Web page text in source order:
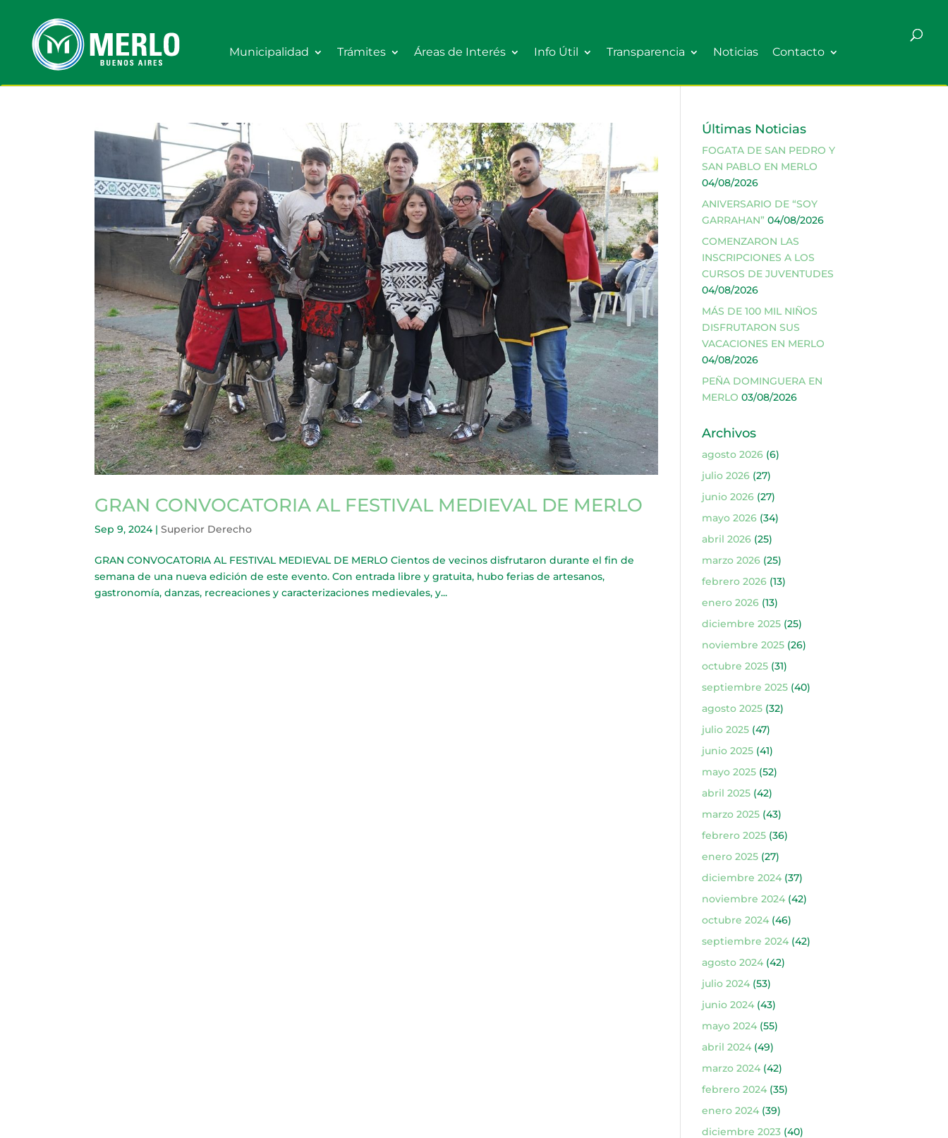
Municipalidad Trámites Áreas de Interés Info Útil Transparencia Noticias Contacto
GRAN CONVOCATORIA AL FESTIVAL MEDIEVAL DE MERLO
Sep 9, 2024|Superior Derecho
GRAN CONVOCATORIA AL FESTIVAL MEDIEVAL DE MERLO Cientos de vecinos disfrutaron durante el fin de
semana de una nueva edición de este evento. Con entrada libre y gratuita, hubo ferias de artesanos,
gastronomía, danzas, recreaciones y caracterizaciones medievales, y...
Últimas Noticias
FOGATA DE SAN PEDRO Y
SAN PABLO EN MERLO
04/08/2026
ANIVERSARIO DE “SOY
GARRAHAN” 04/08/2026
COMENZARON LAS
INSCRIPCIONES A LOS
CURSOS DE JUVENTUDES
04/08/2026
MÁS DE 100 MIL NIÑOS
DISFRUTARON SUS
VACACIONES EN MERLO
04/08/2026
PEÑA DOMINGUERA EN
MERLO 03/08/2026
Archivos
agosto 2026(6)
julio 2026(27)
junio 2026(27)
mayo 2026(34)
abril 2026(25)
marzo 2026(25)
febrero 2026(13)
enero 2026(13)
diciembre 2025(25)
noviembre 2025(26)
octubre 2025(31)
septiembre 2025(40)
agosto 2025(32)
julio 2025(47)
junio 2025(41)
mayo 2025(52)
abril 2025(42)
marzo 2025(43)
febrero 2025(36)
enero 2025(27)
diciembre 2024(37)
noviembre 2024(42)
octubre 2024(46)
septiembre 2024(42)
agosto 2024(42)
julio 2024(53)
junio 2024(43)
mayo 2024(55)
abril 2024(49)
marzo 2024(42)
febrero 2024(35)
enero 2024(39)
diciembre 2023(40)